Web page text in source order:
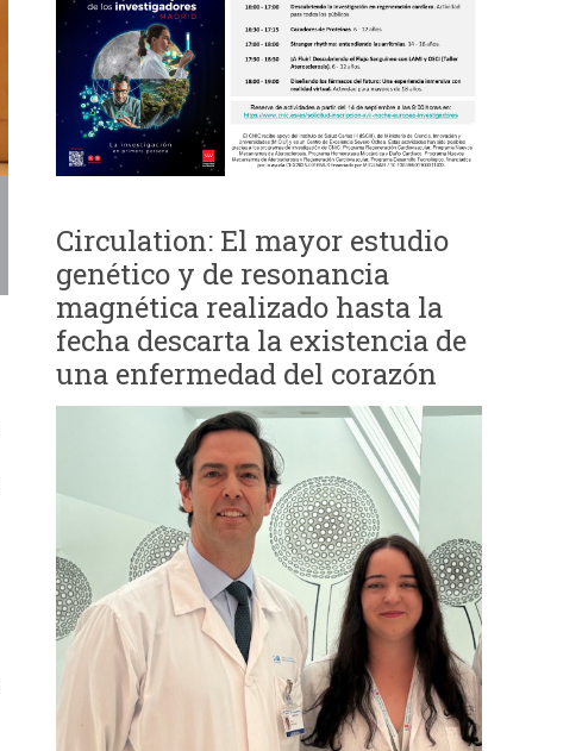
e
d
a
Circulation: El mayor estudio
genético y de resonancia
magnética realizado hasta la
fecha descarta la existencia de
una enfermedad del corazón